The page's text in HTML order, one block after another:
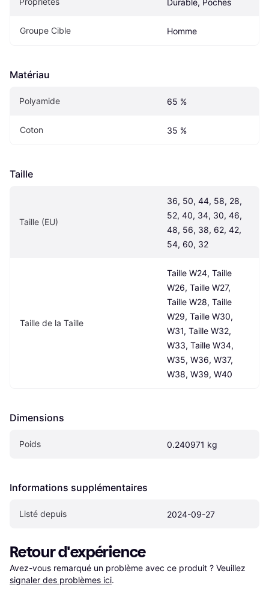
Durable, Poches
Groupe Cible Homme
Matériau
Polyamide 65 %
Coton 35 %
Taille
Taille (EU)
36, 50, 44, 58, 28,
52, 40, 34, 30, 46,
48, 56, 38, 62, 42,
54, 60, 32
Taille de la Taille
Taille W24, Taille
W26, Taille W27,
Taille W28, Taille
W29, Taille W30,
W31, Taille W32,
W33, Taille W34,
W35, W36, W37,
W38, W39, W40
Dimensions
Poids 0.240971 kg
Informations supplémentaires
Listé depuis 2024-09-27
Retour d'expérience
Avez-vous remarqué un problème avec ce produit ? Veuillez
signaler des problèmes ici.